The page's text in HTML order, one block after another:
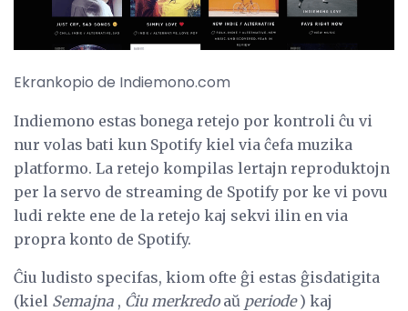
Ekrankopio de Indiemono.com
Indiemono estas bonega retejo por kontroli ĉu vi
nur volas bati kun Spotify kiel via ĉefa muzika
platformo. La retejo kompilas lertajn reproduktojn
per la servo de streaming de Spotify por ke vi povu
ludi rekte ene de la retejo kaj sekvi ilin en via
propra konto de Spotify.
Ĉiu ludisto specifas, kiom ofte ĝi estas ĝisdatigita
(kiel Semajna , Ĉiu merkredoaŭ periode) kaj